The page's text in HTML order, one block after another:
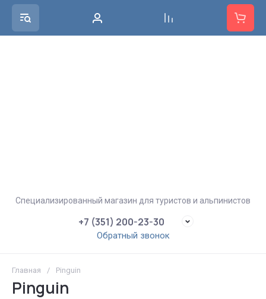
Специализированный магазин для туристов и альпинистов
+7 (351) 200-23-30
Обратный звонок
Главная / Pinguin
Pinguin